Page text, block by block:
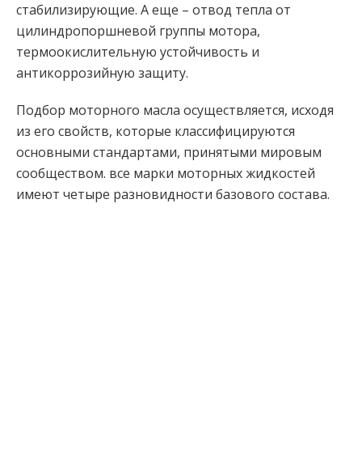
стабилизирующие. А еще – отвод тепла от
цилиндропоршневой группы мотора,
термоокислительную устойчивость и
антикоррозийную защиту.
Подбор моторного масла осуществляется, исходя
из его свойств, которые классифицируются
основными стандартами, принятыми мировым
сообществом. все марки моторных жидкостей
имеют четыре разновидности базового состава.